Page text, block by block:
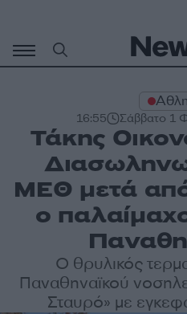
περιεχόμενο
16:55 Σάββατο 1
Τάκης
ΜΕΘ μετά
ο
Ο θρυλικός
Παναθηναϊκού
Σταυρό» με